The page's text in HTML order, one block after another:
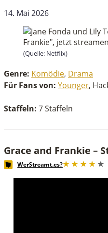
14. Mai 2026
(Quelle: Netflix)
Genre: Komödie, Drama
Für Fans von: Younger,
Staffeln: 7 Staffeln
Grace and Frankie –
WerStreamt.es?